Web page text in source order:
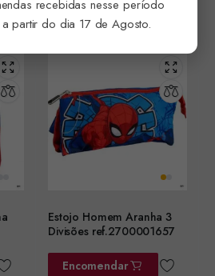
Encomendar
Estojo Homem Aranha 3
Divisões ref.2700001657
Encomendar
recebidas nesse período
partir do dia 17 de Agosto.